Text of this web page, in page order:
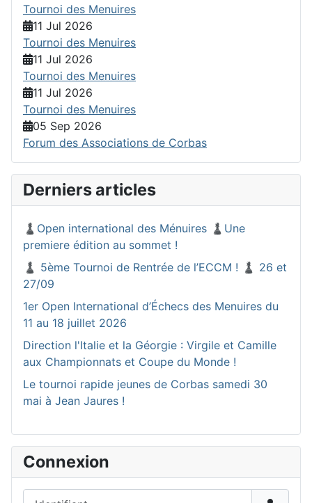
Tournoi des Menuires
11 Jul 2026
Tournoi des Menuires
11 Jul 2026
Tournoi des Menuires
11 Jul 2026
Tournoi des Menuires
05 Sep 2026
Forum des Associations de Corbas
Derniers articles
♟️Open international des Ménuires ♟️Une
premiere édition au sommet !
♟️ 5ème Tournoi de Rentrée de l’ECCM ! ♟️ 26 et
27/09
1er Open International d’Échecs des Menuires du
11 au 18 juillet 2026
Direction l'Italie et la Géorgie : Virgile et Camille
aux Championnats et Coupe du Monde !
Le tournoi rapide jeunes de Corbas samedi 30
mai à Jean Jaures !
Connexion